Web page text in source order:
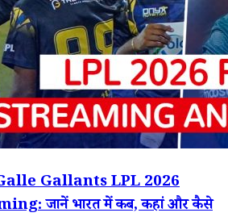
Gallants LPL 2026
जानें भारत में कब, कहां और कैसे